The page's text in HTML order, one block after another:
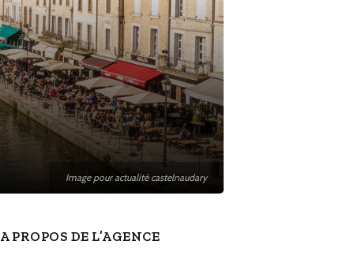
Image pour actualité castelnaudary
A PROPOS DE L’AGENCE